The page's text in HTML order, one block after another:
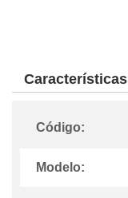
Código:
Modelo: